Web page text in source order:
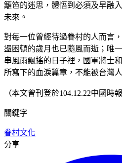
籬笆的迷思，體悟到必須及早融
未來。
對每一位曾經待過眷村的人而言
盪困頓的歲月也已隨風而逝；唯
串風雨飄搖的日子裡，國軍將士
所寫下的血淚篇章，不能被台灣
（本文曾刊登於104.12.22中國時
關鍵字
眷村文化
分享